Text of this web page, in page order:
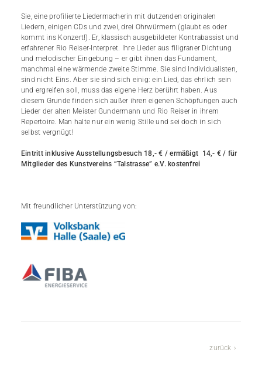
Sie, eine profilierte Liedermacherin mit dutzenden originalen
Liedern, einigen CDs und zwei, drei Ohrwürmern (glaubt es oder
kommt ins Konzert!). Er, klassisch ausgebildeter Kontrabassist und
erfahrener Rio Reiser-Interpret. Ihre Lieder aus filigraner Dichtung
und melodischer Eingebung – er gibt ihnen das Fundament,
manchmal eine wärmende zweite Stimme. Sie sind Individualisten,
sind nicht Eins. Aber sie sind sich einig: ein Lied, das ehrlich sein
und ergreifen soll, muss das eigene Herz berührt haben. Aus
diesem Grunde finden sich außer ihren eigenen Schöpfungen auch
Lieder der alten Meister Gundermann und Rio Reiser in ihrem
Repertoire. Man halte nur ein wenig Stille und sei doch in sich
selbst vergnügt!
Eintritt inklusive Ausstellungsbesuch 18,- € / ermäßigt 14,- € / für
Mitglieder des Kunstvereins “Talstrasse” e.V. kostenfrei
Mit freundlicher Unterstützung von:
zurück